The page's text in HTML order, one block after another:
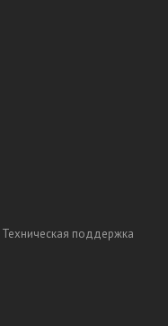
Техническая поддержка